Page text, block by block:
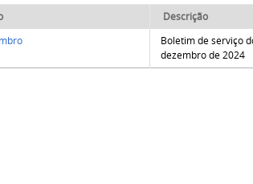
Descrição
Boletim de serviço
dezembro de 2024